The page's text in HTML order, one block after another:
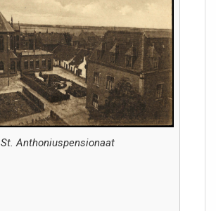
St. Anthoniuspensionaat